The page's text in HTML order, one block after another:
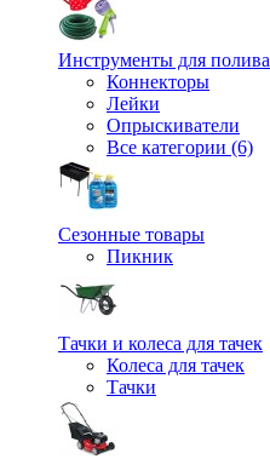
Инструменты для полива
Коннекторы
Лейки
Опрыскиватели
Все категории (6)
Сезонные товары
Пикник
Тачки и колеса для тачек
Колеса для тачек
Тачки